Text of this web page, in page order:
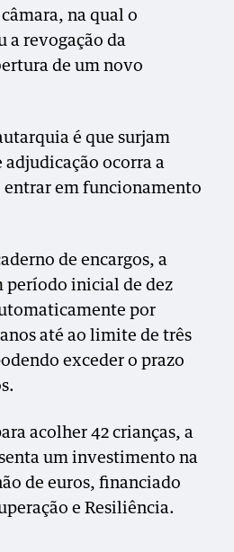
na qual o
a revogação da
de um novo
é que surjam
adjudicação ocorra a
entrar em funcionamento
de encargos, a
período inicial de dez
por
até ao limite de três
exceder o prazo
acolher 42 crianças, a
um investimento na
de euros, financiado
e Resiliência.